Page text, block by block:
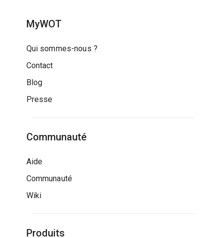
MyWOT
Qui sommes-nous ?
Contact
Blog
Presse
Communauté
Aide
Communauté
Wiki
Produits